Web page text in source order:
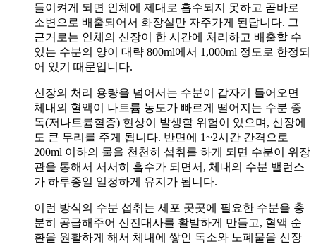
들이켜게 되면 인체에 제대로 흡수되지 못하고 곧바로
소변으로 배출되어서 화장실만 자주가게 된답니다. 그
근거로는 인체의 신장이 한 시간에 처리하고 배출할 수
있는 수분의 양이 대략 800ml에서 1,000ml 정도로 한정되
어 있기 때문입니다.
신장의 처리 용량을 넘어서는 수분이 갑자기 들어오면
체내의 혈액이 나트륨 농도가 빠르게 떨어지는 수분 중
독(저나트륨혈증) 현상이 발생할 위험이 있으며, 신장에
도 큰 무리를 주게 됩니다. 반면에 1~2시간 간격으로
200ml 이하의 물을 천천히 섭취를 하게 되면 수분이 위장
관을 통해서 서서히 흡수가 되면서, 체내의 수분 밸런스
가 하루종일 일정하게 유지가 됩니다.
이런 방식의 수분 섭취는 세포 곳곳에 필요한 수분을 충
분히 공급해주어 신진대사를 활발하게 만들고, 혈액 순
환을 원활하게 해서 체내에 쌓인 독소와 노폐물을 신장